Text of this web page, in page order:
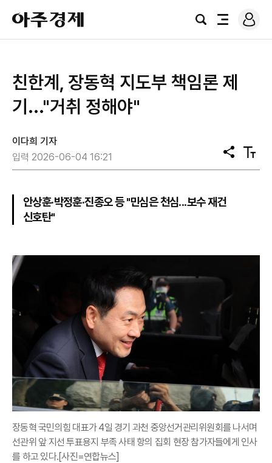
아
주
경
검
전
로
그
친한계, 장동혁 지도부 책임론 제
기..."거취 정해야"
이다희 기자
입력 2026-06-04 16:21
공
유
텍
스
안상훈·박정훈·진종오 등 "민심은 천심...보수 재건
신호탄"
장동혁 국민의힘 대표가 4일 경기 과천 중앙선거관리위원회를 나서며
선관위 앞 지선 투표용지 부족 사태 항의 집회 현장 참가자들에게 인사
를 하고 있다.[사진=연합뉴스]